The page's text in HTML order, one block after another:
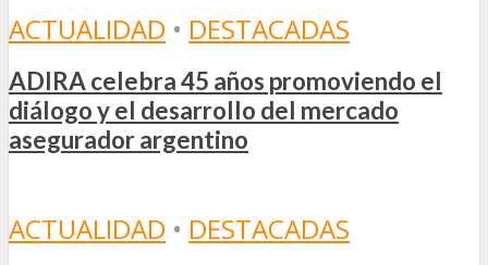
ACTUALIDAD • DESTACADAS
ADIRA celebra 45 años promoviendo el
diálogo y el desarrollo del mercado
asegurador argentino
ACTUALIDAD • DESTACADAS